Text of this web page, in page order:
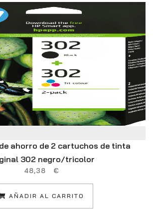
ahorro de 2 cartuchos de tinta
302 negro/tricolor
48,38 €
AÑADIR AL CARRITO